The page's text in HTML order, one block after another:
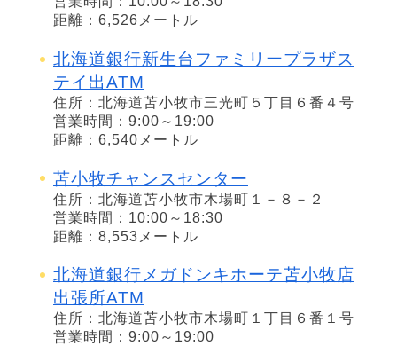
距離：6,526メートル
北海道銀行新生台ファミリープラザス
テイ出ATM
住所：北海道苫小牧市三光町５丁目６番４号
営業時間：9:00～19:00
距離：6,540メートル
苫小牧チャンスセンター
住所：北海道苫小牧市木場町１－８－２
営業時間：10:00～18:30
距離：8,553メートル
北海道銀行メガドンキホーテ苫小牧店
出張所ATM
住所：北海道苫小牧市木場町１丁目６番１号
営業時間：9:00～19:00